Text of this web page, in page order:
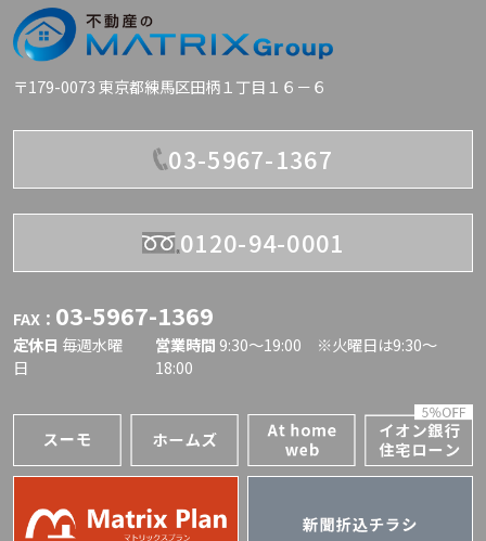
〒179-0073 東京都練馬区田柄１丁目１６－６
03-5967-1367
0120-94-0001
FAX： 03-5967-1369
定休日 毎週水曜
日
営業時間 9:30〜19:00 ※火曜日は9:30～
18:00